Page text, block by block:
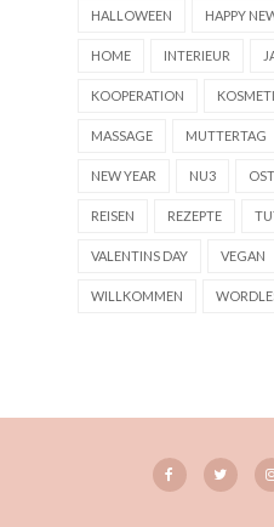
HALLOWEEN HAPPY
HOME INTERIEUR
KOOPERATION
MASSAGE MUTTERTAG
NEW YEAR NU3
REISEN REZEPTE
VALENTINS DAY VEGAN
WILLKOMMEN